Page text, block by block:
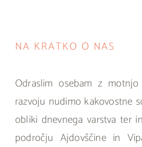
NA KRATKO O NAS
Odraslim osebam z
razvoju nudimo kakovostne
obliki dnevnega varstva ter
področju Ajdovščine in